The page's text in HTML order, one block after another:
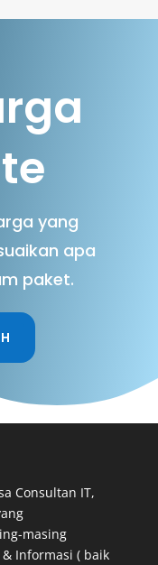
yang
apa
paket.
Consultan IT,
masing
Informasi ( baik